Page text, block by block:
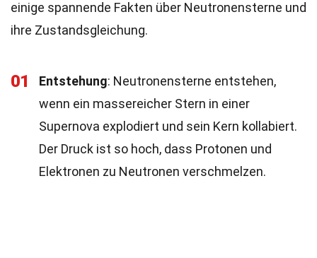
einige spannende Fakten über Neutronensterne und
ihre Zustandsgleichung.
01 Entstehung: Neutronensterne entstehen,
wenn ein massereicher Stern in einer
Supernova explodiert und sein Kern kollabiert.
Der Druck ist so hoch, dass Protonen und
Elektronen zu Neutronen verschmelzen.